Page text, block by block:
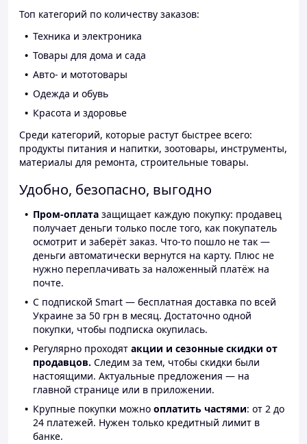
Топ категорий по количеству заказов:
Техника и электроника
Товары для дома и сада
Авто- и мототовары
Одежда и обувь
Красота и здоровье
Среди категорий, которые растут быстрее всего:
продукты питания и напитки, зоотовары, инструменты,
материалы для ремонта, строительные товары.
Удобно, безопасно, выгодно
Пром-оплата защищает каждую покупку: продавец
получает деньги только после того, как покупатель
осмотрит и заберёт заказ. Что-то пошло не так —
деньги автоматически вернутся на карту. Плюс не
нужно переплачивать за наложенный платёж на
почте.
С подпиской Smart — бесплатная доставка по всей
Украине за 50 грн в месяц. Достаточно одной
покупки, чтобы подписка окупилась.
Регулярно проходят акции и сезонные скидки от
продавцов. Следим за тем, чтобы скидки были
настоящими. Актуальные предложения — на
главной странице или в приложении.
Крупные покупки можно оплатить частями: от 2 до
24 платежей. Нужен только кредитный лимит в
банке.